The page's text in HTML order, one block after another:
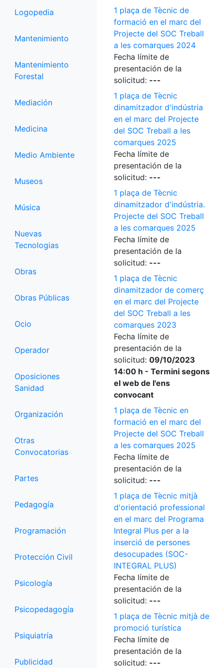
Logopedia
Mantenimiento
Mantenimiento
Forestal
Mediación
Medicina
Medio Ambiente
Museos
Música
Nuevas
Tecnologias
Obras
Obras Públicas
Ocio
Operador
Oposiciones
Sanidad
Organización
Otras
Convocatorias
Partes
Pedagogía
Programación
Protección Civil
Psicología
Psicopedagogía
Psiquiatría
Publicidad
1 plaça de Tècnic de
formació en el marc del
Projecte del SOC Treball
a les comarques 2024
Fecha límite de
presentación de la
solicitud: ---
1 plaça de Tècnic
dinamitzador d'indústria
en el marc del Projecte
del SOC Treball a les
comarques 2025
Fecha límite de
presentación de la
solicitud: ---
1 plaça de Tècnic
dinamitzador d'indústria.
Projecte del SOC Treball
a les comarques 2025
Fecha límite de
presentación de la
solicitud: ---
1 plaça de Tècnic
dinamitzador de comerç
en el marc del Projecte
del SOC Treball a les
comarques 2023
Fecha límite de
presentación de la
solicitud: 09/10/2023
14:00 h - Termini segons
el web de l'ens
convocant
1 plaça de Tècnic en
formació en el marc del
Projecte del SOC Treball
a les comarques 2025
Fecha límite de
presentación de la
solicitud: ---
1 plaça de Tècnic mitjà
d'orientació professional
en el marc del Programa
Integral Plus per a la
inserció de persones
desocupades (SOC-
INTEGRAL PLUS)
Fecha límite de
presentación de la
solicitud: ---
1 plaça de Tècnic mitjà de
promoció turística
Fecha límite de
presentación de la
solicitud: ---